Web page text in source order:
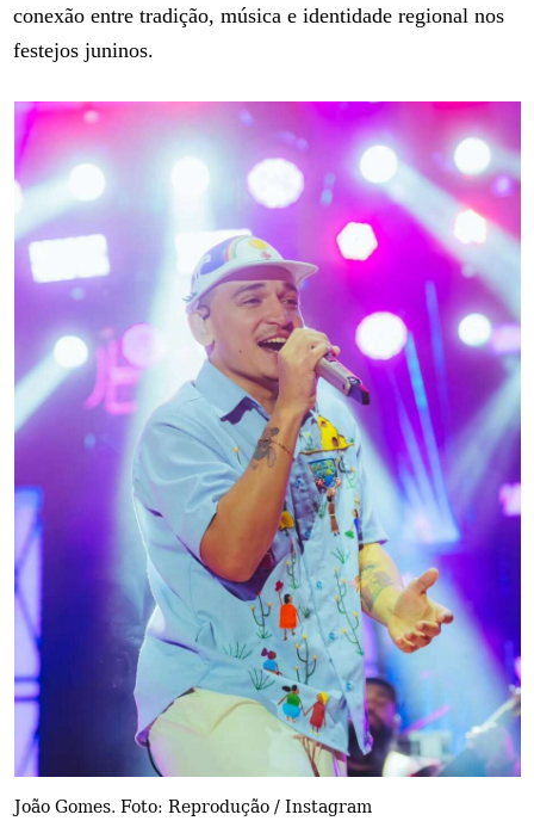
conexão entre tradição, música e identidade regional nos
festejos juninos.
João Gomes. Foto: Reprodução / Instagram